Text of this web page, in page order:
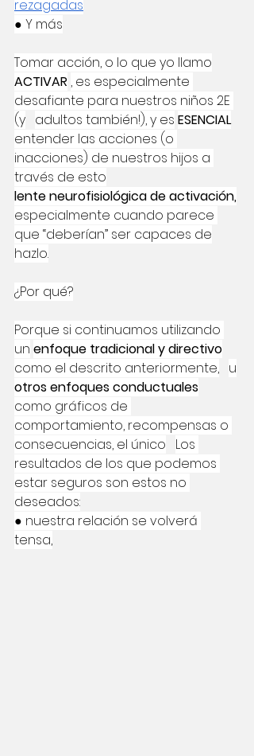
rezagadas
● Y más
Tomar acción, o lo que yo llamo
ACTIVAR , es especialmente
desafiante para nuestros niños 2E
(y adultos también!), y es ESENCIAL
entender las acciones (o
inacciones) de nuestros hijos a
través de esto
lente neurofisiológica de activación,
especialmente cuando parece
que “deberían” ser capaces de
hazlo.
¿Por qué?
Porque si continuamos utilizando
un enfoque tradicional y directivo
como el descrito anteriormente, u
otros enfoques conductuales
como gráficos de
comportamiento, recompensas o
consecuencias, el único
Los
resultados de los que podemos
estar seguros son estos no
deseados:
● nuestra relación se volverá
tensa,